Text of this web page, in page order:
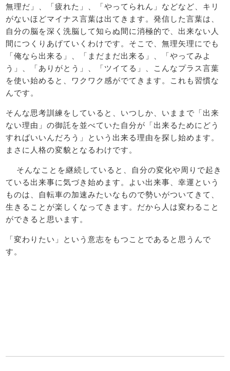
無理だ」、「疲れた」、「やってられん」などなど、キリ
がないほどマイナス言葉は出てきます。発信した言葉は、
自分の脳を深く洗脳して知らぬ間に消極的で、出来ない人
間につくりあげていくわけです。そこで、無理矢理にでも
「俺なら出来る」、「まだまだ出来る」、「やってみよ
う」、「ありがとう」、「ツイてる」、こんなプラス言葉
を使い始めると、ワクワク感がでてきます。これも習慣な
んです。
そんな思考訓練をしていると、いつしか、いままで「出来
ない理由」の御託を並べていた自分が「出来るためにどう
すればいいんだろう」という出来る理由を探し始めます。
まさに人格の変貌となるわけです。
そんなことを継続していると、自分の変化や周りで起き
ている出来事に気づき始めます。よい出来事、幸運という
ものは、自転車の加速みたいなもので勢いがついてきて、
生きることが楽しくなってきます。だから人は変わること
ができると思います。
「変わりたい」という意志をもつことであると思うんで
す。